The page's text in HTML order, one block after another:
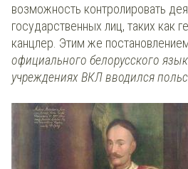
возможность контролировать
государственных лиц, таких как
канцлер. Этим же
официального белорусского
учреждениях ВКЛ вводился